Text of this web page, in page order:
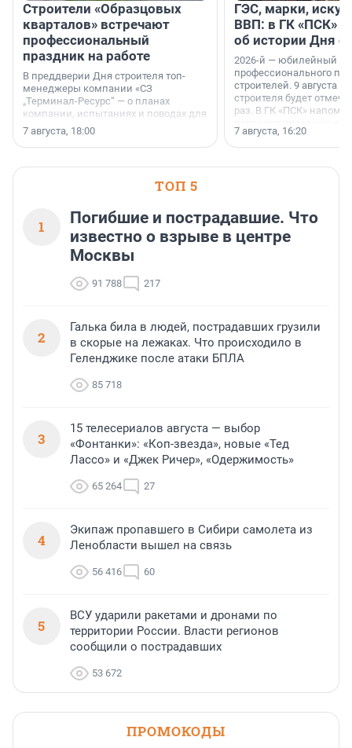
Строители «Образцовых
кварталов» встречают
профессиональный
праздник на работе
В преддверии Дня строителя топ-
менеджеры компании «СЗ
„Терминал-Ресурс“ — о планах
компании, испытаниях и поводах для
осторожного оптимизма.
7 августа, 18:00
ГЭС, марки,
ВВП: в ГК «ПСК»
об истории Дня
2026-й — юбилейный
профессионального
строителей. 9 августа
строителя будет
раз. В ГК «ПСК»
поменялась роль
7 августа, 16:20
ТОП 5
1
Погибшие и пострадавшие. Что
известно о взрыве в центре
Москвы
91 788 217
2
Галька била в людей, пострадавших грузили
в скорые на лежаках. Что происходило в
Геленджике после атаки БПЛА
85 718
3
15 телесериалов августа — выбор
«Фонтанки»: «Коп-звезда», новые «Тед
Лассо» и «Джек Ричер», «Одержимость»
65 264 27
4
Экипаж пропавшего в Сибири самолета из
Ленобласти вышел на связь
56 416 60
5
ВСУ ударили ракетами и дронами по
территории России. Власти регионов
сообщили о пострадавших
53 672
ПРОМОКОДЫ